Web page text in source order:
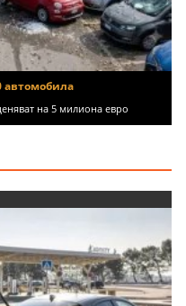
автомобила
на 5 милиона евро